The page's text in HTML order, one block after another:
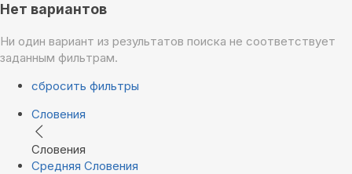
Нет вариантов
Ни один вариант из результатов поиска не соответствует
заданным фильтрам.
сбросить фильтры
Словения
Словения
Средняя Словения